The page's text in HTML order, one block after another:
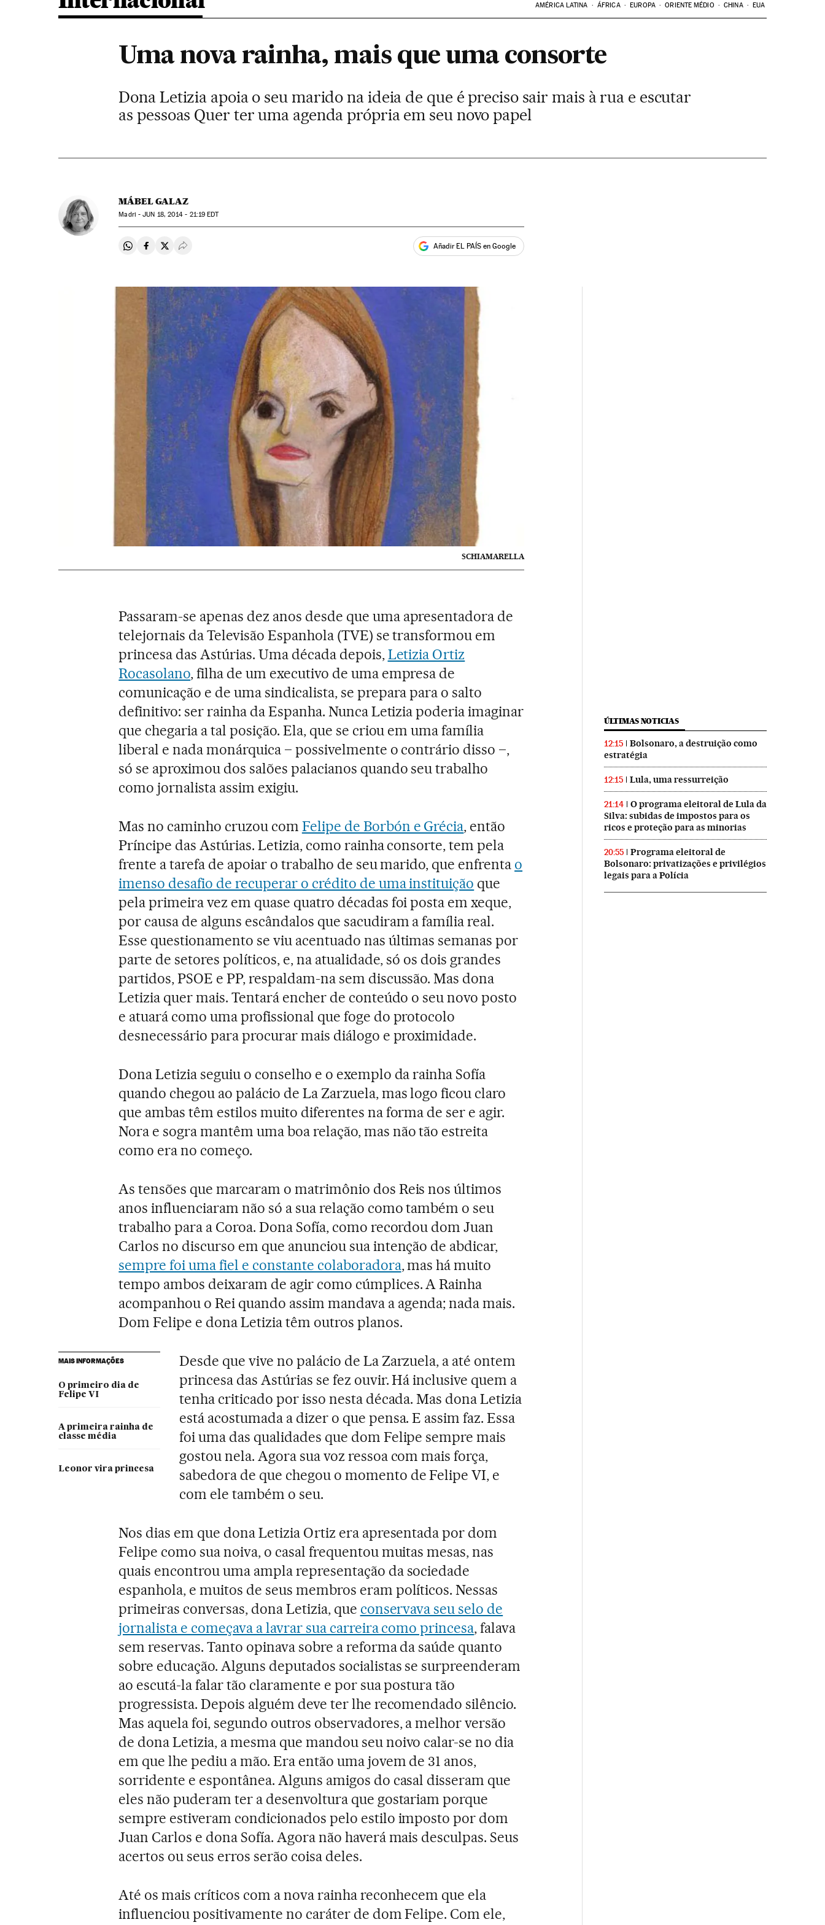
AMÉRICA LATINA ÁFRICA EUROPA ORIENTE MÉDIO CHINA EUA
Uma nova rainha, mais que uma consorte
Dona Letizia apoia o seu marido na ideia de que é preciso sair mais à rua e escutar
as pessoas Quer ter uma agenda própria em seu novo papel
MÁBEL GALAZ
Madri -JUN 18, 2014 - 21:19 EDT
Compartir en Whatsapp
Compartir en Facebook
Compartir en Twitter
Desplegar Redes Sociales Añadir EL PAÍS en Google
SCHIAMARELLA
Passaram-se apenas dez anos desde que uma apresentadora de
telejornais da Televisão Espanhola (TVE) se transformou em
princesa das Astúrias. Uma década depois,Letizia Ortiz
Rocasolano, filha de um executivo de uma empresa de
comunicação e de uma sindicalista, se prepara para o salto
definitivo: ser rainha da Espanha. Nunca Letizia poderia imaginar
que chegaria a tal posição. Ela, que se criou em uma família
liberal e nada monárquica – possivelmente o contrário disso –,
só se aproximou dos salões palacianos quando seu trabalho
como jornalista assim exigiu.
Mas no caminho cruzou com Felipe de Borbón e Grécia, então
Príncipe das Astúrias. Letizia, como rainha consorte, tem pela
frente a tarefa de apoiar o trabalho de seu marido, que enfrenta o
imenso desafio de recuperar o crédito de uma instituição que
pela primeira vez em quase quatro décadas foi posta em xeque,
por causa de alguns escândalos que sacudiram a família real.
Esse questionamento se viu acentuado nas últimas semanas por
parte de setores políticos, e, na atualidade, só os dois grandes
partidos, PSOE e PP, respaldam-na sem discussão. Mas dona
Letizia quer mais. Tentará encher de conteúdo o seu novo posto
e atuará como uma profissional que foge do protocolo
desnecessário para procurar mais diálogo e proximidade.
Dona Letizia seguiu o conselho e o exemplo da rainha Sofía
quando chegou ao palácio de La Zarzuela, mas logo ficou claro
que ambas têm estilos muito diferentes na forma de ser e agir.
Nora e sogra mantêm uma boa relação, mas não tão estreita
como era no começo.
As tensões que marcaram o matrimônio dos Reis nos últimos
anos influenciaram não só a sua relação como também o seu
trabalho para a Coroa. Dona Sofía, como recordou dom Juan
Carlos no discurso em que anunciou sua intenção de abdicar,
sempre foi uma fiel e constante colaboradora, mas há muito
tempo ambos deixaram de agir como cúmplices. A Rainha
acompanhou o Rei quando assim mandava a agenda; nada mais.
Dom Felipe e dona Letizia têm outros planos.
MAIS INFORMAÇÕES
O primeiro dia de
Felipe VI
A primeira rainha de
classe média
Leonor vira princesa
Desde que vive no palácio de La Zarzuela, a até ontem
princesa das Astúrias se fez ouvir. Há inclusive quem a
tenha criticado por isso nesta década. Mas dona Letizia
está acostumada a dizer o que pensa. E assim faz. Essa
foi uma das qualidades que dom Felipe sempre mais
gostou nela. Agora sua voz ressoa com mais força,
sabedora de que chegou o momento de Felipe VI, e
com ele também o seu.
Nos dias em que dona Letizia Ortiz era apresentada por dom
Felipe como sua noiva, o casal frequentou muitas mesas, nas
quais encontrou uma ampla representação da sociedade
espanhola, e muitos de seus membros eram políticos. Nessas
primeiras conversas, dona Letizia, que conservava seu selo de
jornalista e começava a lavrar sua carreira como princesa, falava
sem reservas. Tanto opinava sobre a reforma da saúde quanto
sobre educação. Alguns deputados socialistas se surpreenderam
ao escutá-la falar tão claramente e por sua postura tão
progressista. Depois alguém deve ter lhe recomendado silêncio.
Mas aquela foi, segundo outros observadores, a melhor versão
de dona Letizia, a mesma que mandou seu noivo calar-se no dia
em que lhe pediu a mão. Era então uma jovem de 31 anos,
sorridente e espontânea. Alguns amigos do casal disseram que
eles não puderam ter a desenvoltura que gostariam porque
sempre estiveram condicionados pelo estilo imposto por dom
Juan Carlos e dona Sofía. Agora não haverá mais desculpas. Seus
acertos ou seus erros serão coisa deles.
Até os mais críticos com a nova rainha reconhecem que ela
influenciou positivamente no caráter de dom Felipe. Com ele,
ÚLTIMAS NOTICIAS
12:15
Bolsonaro, a destruição como
estratégia
12:15 Lula, uma ressurreição
21:14
O programa eleitoral de Lula da
Silva: subidas de impostos para os
ricos e proteção para as minorias
20:55
Programa eleitoral de
Bolsonaro: privatizações e privilégios
legais para a Polícia